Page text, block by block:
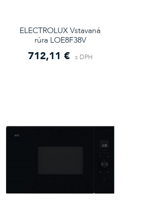
ELECTROLUX Vstavaná
rúra LOE8F38V
712,11 € s DPH